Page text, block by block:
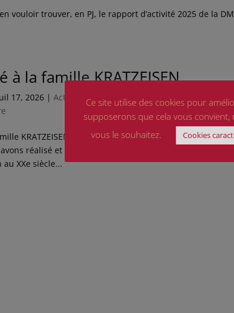
vouloir trouver, en PJ, le rapport d’activité 2025 de la
à la famille KRATZEISEN
17, 2026 |Actu Actualités Dernières infos Mort pour
KRATZEISEN, extraite du bulletin d’information,
réalisé et transmis à leur descendant. « Cette
XXe siècle...
Ce site utilise des cookies pour
supposerons que cela vous
vous le souhaitez.
Cookies